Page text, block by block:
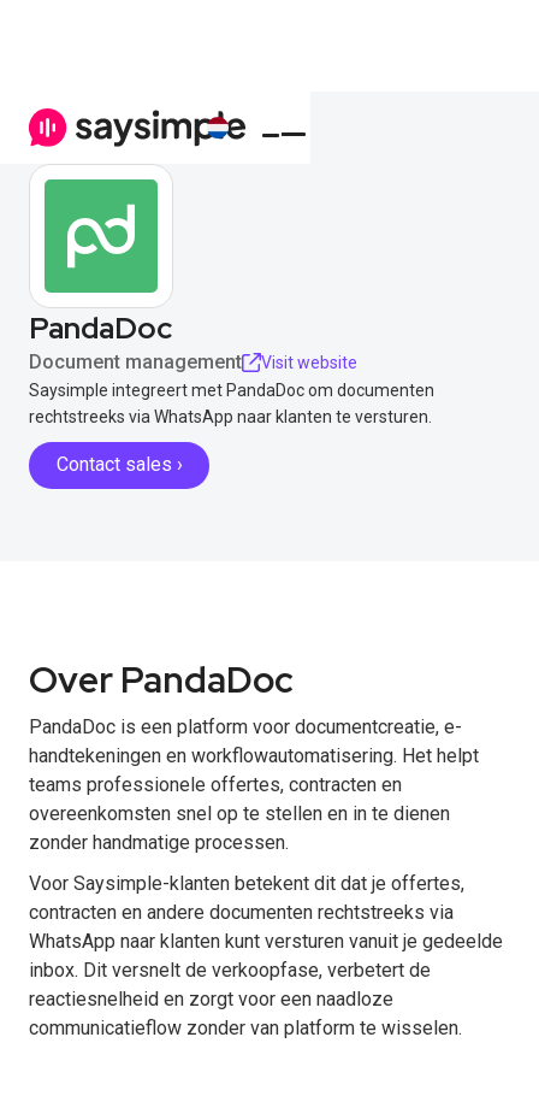
PandaDoc
Document management
Visit website
Saysimple integreert met PandaDoc om documenten
rechtstreeks via WhatsApp naar klanten te versturen.
Contact sales ›
Over PandaDoc
PandaDoc is een platform voor documentcreatie, e-
handtekeningen en workflowautomatisering. Het helpt
teams professionele offertes, contracten en
overeenkomsten snel op te stellen en in te dienen
zonder handmatige processen.
Voor Saysimple-klanten betekent dit dat je offertes,
contracten en andere documenten rechtstreeks via
WhatsApp naar klanten kunt versturen vanuit je gedeelde
inbox. Dit versnelt de verkoopfase, verbetert de
reactiesnelheid en zorgt voor een naadloze
communicatieflow zonder van platform te wisselen.